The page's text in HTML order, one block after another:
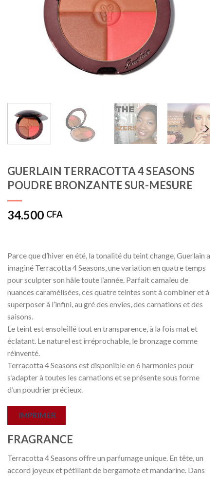
GUERLAIN TERRACOTTA 4 SEASONS
POUDRE BRONZANTE SUR-MESURE
34.500 CFA
Parce que d’hiver en été, la tonalité du teint change, Guerlain a
imaginé Terracotta 4 Seasons, une variation en quatre temps
pour sculpter son hâle toute l’année. Parfait camaïeu de
nuances caramélisées, ces quatre teintes sont à combiner et à
superposer à l’infini, au gré des envies, des carnations et des
saisons.
Le teint est ensoleillé tout en transparence, à la fois mat et
éclatant. Le naturel est irréprochable, le bronzage comme
réinventé.
Terracotta 4 Seasons est disponible en 6 harmonies pour
s’adapter à toutes les carnations et se présente sous forme
d’un poudrier précieux.
IMPRIMER
FRAGRANCE
Terracotta 4 Seasons offre un parfumage unique. En tête, un
accord joyeux et pétillant de bergamote et mandarine. Dans